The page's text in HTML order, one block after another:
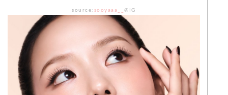
source: sooyaaa__@IG